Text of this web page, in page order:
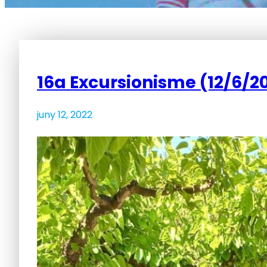
16a Excursionisme (12/6/
juny 12, 2022